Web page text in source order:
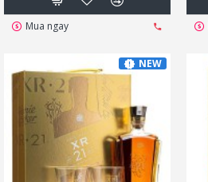
Mua ngay
NEW